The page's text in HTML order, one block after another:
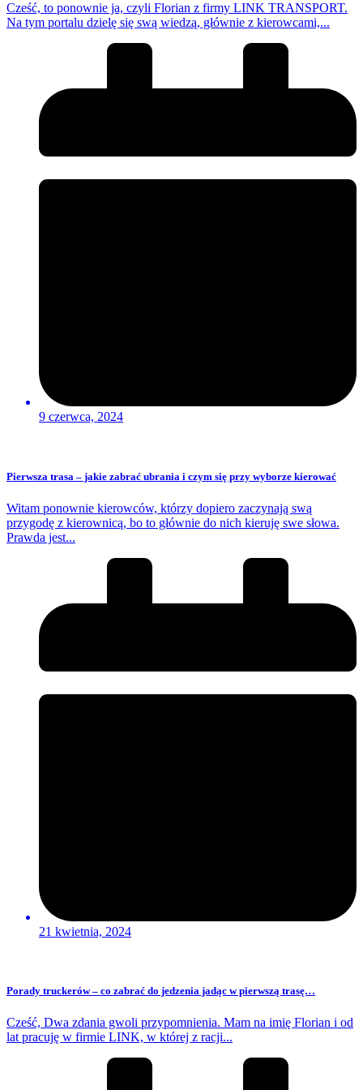
Cześć, to ponownie ja, czyli Florian z firmy LINK TRANSPORT.
Na tym portalu dzielę się swą wiedzą, głównie z kierowcami,...
9 czerwca, 2024
Pierwsza trasa – jakie zabrać ubrania i czym się przy wyborze kierować
Witam ponownie kierowców, którzy dopiero zaczynają swą
przygodę z kierownicą, bo to głównie do nich kieruję swe słowa.
Prawda jest...
21 kwietnia, 2024
Porady truckerów – co zabrać do jedzenia jadąc w pierwszą trasę…
Cześć, Dwa zdania gwoli przypomnienia. Mam na imię Florian i od
lat pracuję w firmie LINK, w której z racji...